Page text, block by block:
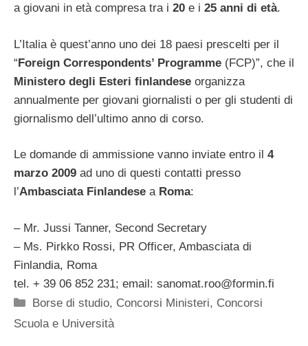
a giovani in età compresa tra i 20 e i 25 anni di età.
L’Italia è quest’anno uno dei 18 paesi prescelti per il
“Foreign Correspondents’ Programme (FCP)”, che il
Ministero degli Esteri finlandese organizza
annualmente per giovani giornalisti o per gli studenti di
giornalismo dell’ultimo anno di corso.
Le domande di ammissione vanno inviate entro il 4
marzo 2009 ad uno di questi contatti presso
l’Ambasciata Finlandese a Roma:
– Mr. Jussi Tanner, Second Secretary
– Ms. Pirkko Rossi, PR Officer, Ambasciata di
Finlandia, Roma
tel. + 39 06 852 231; email: sanomat.roo@formin.fi
Categorie
Borse di studio, Concorsi Ministeri, Concorsi
Scuola e Università